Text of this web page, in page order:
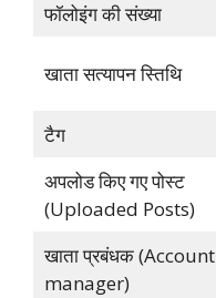
फॉलोइंग की संख्या
खाता सत्यापन स्तिथि
टैग
अपलोड किए गए पोस्ट
(Uploaded Posts)
खाता प्रबंधक (Account
manager)